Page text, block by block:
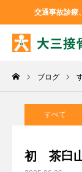
交通事故診療
ブログ
すべて
初 茶臼
アク